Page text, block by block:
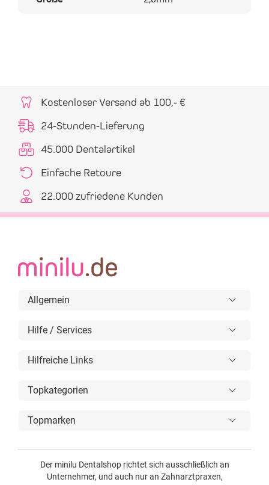
Kostenloser Versand ab 100,- €
24-Stunden-Lieferung
45.000 Dentalartikel
Einfache Retoure
22.000 zufriedene Kunden
Allgemein
Hilfe / Services
Hilfreiche Links
Topkategorien
Topmarken
Der minilu Dentalshop richtet sich ausschließlich an
Unternehmer, und auch nur an Zahnarztpraxen,